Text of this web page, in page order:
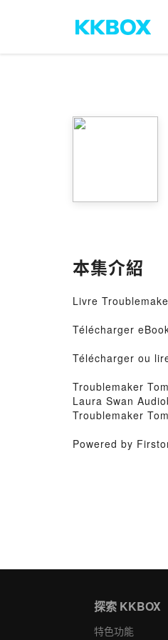
本集介紹
Livre
Télécharger
Télécharger ou
Troublemaker
Laura Swan
Troublemaker
Powered by
探索 KKBOX
特色功能